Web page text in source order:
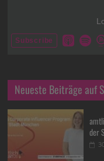
Neueste Beiträge auf
der